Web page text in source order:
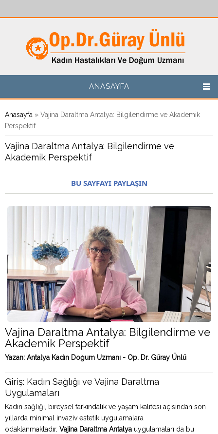
ANASAYFA
Buradasınız
Anasayfa » Vajina Daraltma Antalya: Bilgilendirme ve Akademik
Perspektif
Vajina Daraltma Antalya: Bilgilendirme ve
Akademik Perspektif
BU SAYFAYI PAYLAŞIN
Vajina Daraltma Antalya: Bilgilendirme ve
Akademik Perspektif
Yazan: Antalya Kadın Doğum Uzmanı - Op. Dr. Güray Ünlü
Giriş: Kadın Sağlığı ve Vajina Daraltma
Uygulamaları
Kadın sağlığı, bireysel farkındalık ve yaşam kalitesi açısından son
yıllarda minimal invaziv estetik uygulamalara
odaklanmaktadır. Vajina Daraltma Antalya uygulamaları da bu